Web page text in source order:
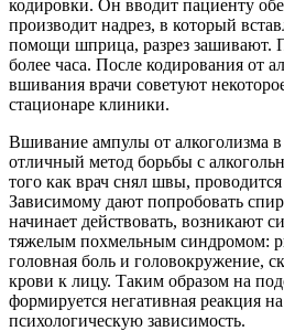
кодировки. Он вводит пациенту
производит надрез, в который
помощи шприца, разрез зашивают.
более часа. После кодирования от
вшивания врачи советуют
стационаре клиники.
Вшивание ампулы от алкоголизма
отличный метод борьбы с
того как врач снял швы,
Зависимому дают попробовать
начинает действовать, возникают
тяжелым похмельным синдромом:
головная боль и головокружение,
крови к лицу. Таким образом на
формируется негативная реакция
психологическую зависимость.